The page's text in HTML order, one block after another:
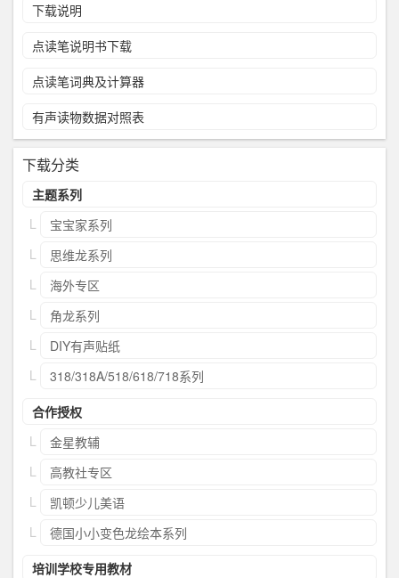
下载说明
点读笔说明书下载
点读笔词典及计算器
有声读物数据对照表
下载分类
主题系列
宝宝家系列
思维龙系列
海外专区
角龙系列
DIY有声贴纸
318/318A/518/618/718系列
合作授权
金星教辅
高教社专区
凯顿少儿美语
德国小小变色龙绘本系列
培训学校专用教材